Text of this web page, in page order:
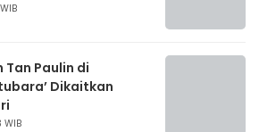
Tan Paulin di
Dikaitkan
WIB